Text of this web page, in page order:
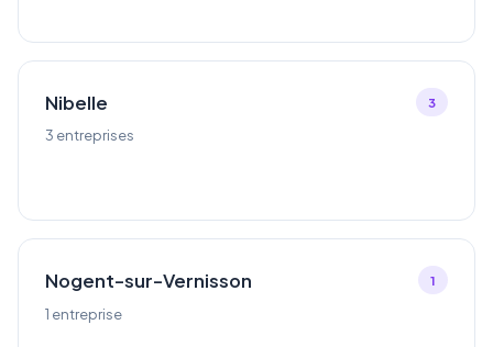
Nibelle
3 entreprises
3
Nogent-sur-Vernisson
1 entreprise
1